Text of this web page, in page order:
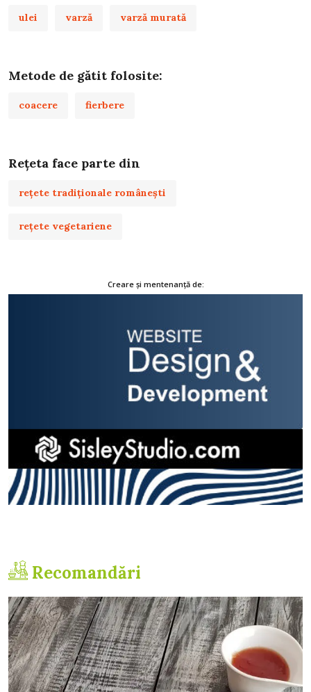
ulei varză varză murată
Metode de gătit folosite:
coacere fierbere
Rețeta face parte din
rețete tradiționale românești
rețete vegetariene
Creare și mentenanță de:
Recomandări